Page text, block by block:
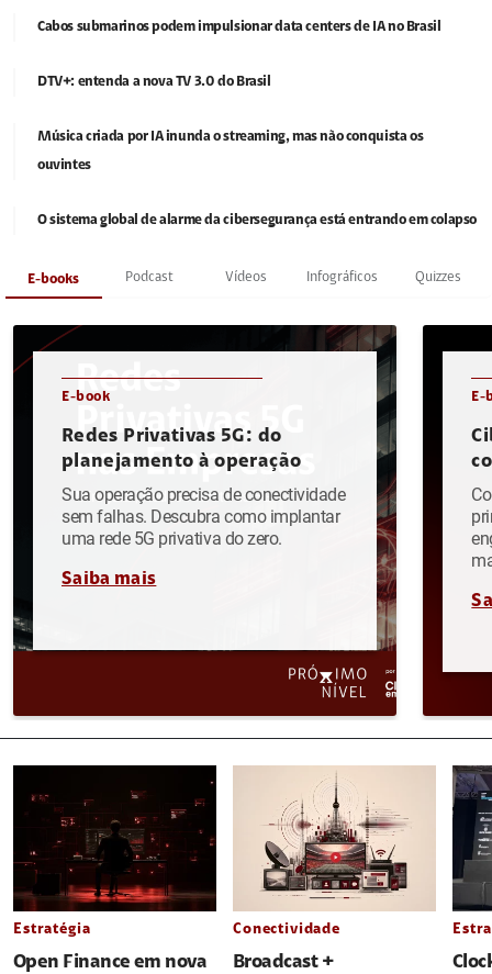
Cabos submarinos podem impulsionar data centers de IA no Brasil
DTV+: entenda a nova TV 3.0 do Brasil
Música criada por IA inunda o streaming, mas não conquista os
ouvintes
O sistema global de alarme da cibersegurança está entrando em colapso
E-books Podcast Vídeos Infográficos Quizzes
E-book
Redes Privativas 5G: do
planejamento à operação
Sua operação precisa de conectividade
sem falhas. Descubra como implantar
uma rede 5G privativa do zero.
Saiba mais
E-
Estratégia
Open Finance em nova
Conectividade
Broadcast +